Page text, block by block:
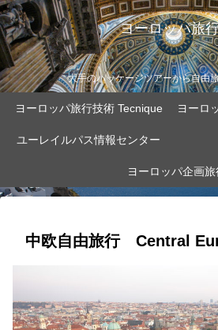
ヨーロッパ旅
大手のパッケージツアーから自由
ヨーロッパ旅行技術 Tecnique
ユーレイルパス情報センター
ヨーロッパ企画旅
中欧自由旅行 Central